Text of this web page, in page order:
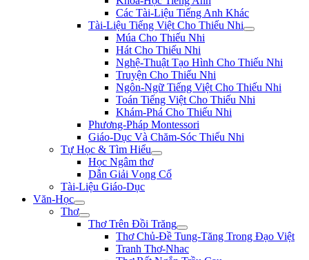
Các Tài-Liệu Tiếng Anh Khác
Tài-Liệu Tiếng Việt Cho Thiếu Nhi
Múa Cho Thiếu Nhi
Hát Cho Thiếu Nhi
Nghệ-Thuật Tạo Hình Cho Thiếu Nhi
Truyện Cho Thiếu Nhi
Ngôn-Ngữ Tiếng Việt Cho Thiếu Nhi
Toán Tiếng Việt Cho Thiếu Nhi
Khám-Phá Cho Thiếu Nhi
Phương-Pháp Montessori
Giáo-Dục Và Chăm-Sóc Thiếu Nhi
Tự Học & Tìm Hiểu
Học Ngâm thơ
Dẫn Giải Vọng Cổ
Tài-Liệu Giáo-Dục
Văn-Học
Thơ
Thơ Trên Đồi Trăng
Thơ Chủ-Đề Tung-Tăng Trong Đạo Việt
Tranh Thơ-Nhac